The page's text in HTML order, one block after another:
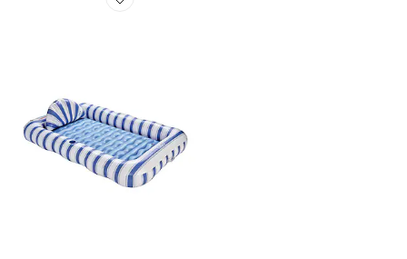
Favorite BOUÉE DE BRONZAGE TANNING POOL